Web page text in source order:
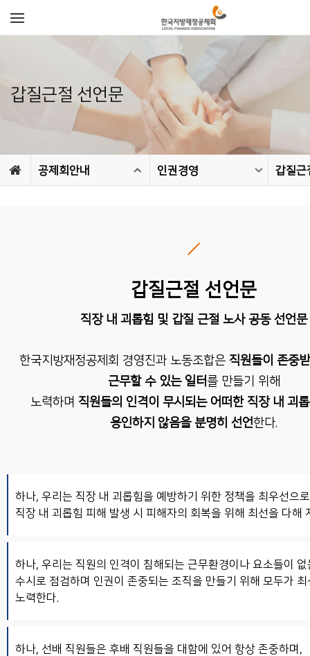
갑질근절 선언문
공제회안내 인권경영 갑질근
갑질근절 선언문
직장 내 괴롭힘 및 갑질 근절 노사 공동 선언문
한국지방재정공제회 경영진과 노동조합은 직원들이 존중
근무할 수 있는 일터를 만들기 위해
노력하며 직원들의 인격이 무시되는 어떠한 직장 내 괴
용인하지 않음을 분명히 선언한다.
하나, 우리는 직장 내 괴롭힘을 예방하기 위한 정책을 최우선으
직장 내 괴롭힘 피해 발생 시 피해자의 회복을 위해 최선을 다해
하나, 우리는 직원의 인격이 침해되는 근무환경이나 요소들이 없
수시로 점검하며 인권이 존중되는 조직을 만들기 위해 모두가
노력한다.
하나, 선배 직원들은 후배 직원들을 대함에 있어 항상 존중하며,